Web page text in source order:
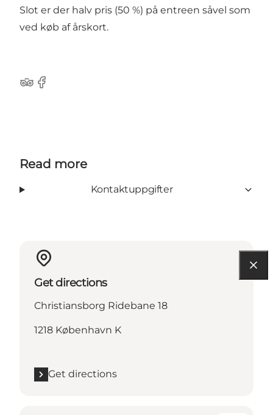
Slot er der halv pris (50 %) på entreen såvel som
ved køb af årskort.
Tripadvisor
Facebook
Read more
Kontaktuppgifter
Get directions
Christiansborg Ridebane 18
1218 København K
Get directions